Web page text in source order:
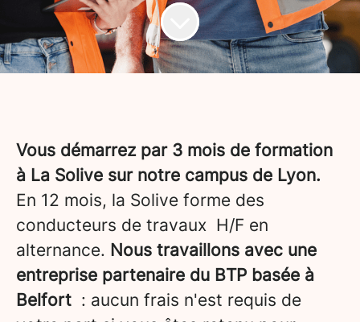
Vous démarrez par 3 mois de formation
à La Solive sur notre campus de Lyon.
En 12 mois, la Solive forme des
conducteurs de travaux H/F en
alternance. Nous travaillons avec une
entreprise partenaire du BTP basée à
Belfort : aucun frais n'est requis de